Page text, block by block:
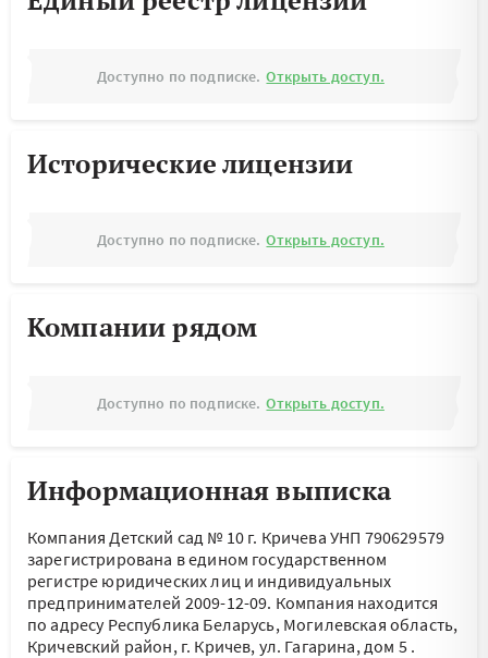
Доступно по подписке. Открыть доступ.
Исторические лицензии
Доступно по подписке. Открыть доступ.
Компании рядом
Доступно по подписке. Открыть доступ.
Информационная выписка
Компания Детский сад № 10 г. Кричева УНП 790629579
зарегистрирована в едином государственном
регистре юридических лиц и индивидуальных
предпринимателей 2009-12-09. Компания находится
по адресу Республика Беларусь, Могилевская область,
Кричевский район, г. Кричев, ул. Гагарина, дом 5.